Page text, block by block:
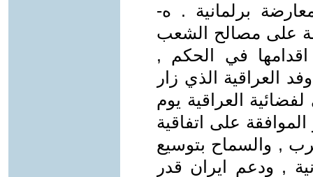
برلمانية . ه-
على مصالح الشعب
في الحكم ,
العراقية الذي زار
العراقية يوم
الموافقة على اتفاقية
, والسماح بتوسيع
, ودعم ايران قدر